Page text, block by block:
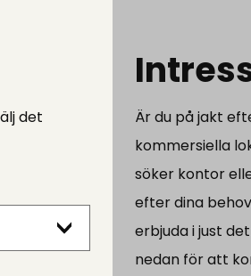
det
Är du på jakt
kommersiella
söker kontor
efter dina
erbjuda i just
nedan för att